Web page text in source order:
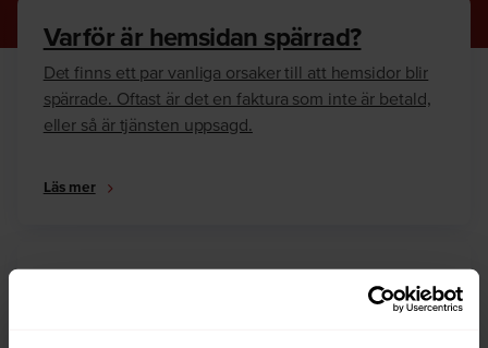
Varför är hemsidan spärrad?
Det finns ett par vanliga orsaker till att hemsidor blir
spärrade. Oftast är det en faktura som inte är betald,
eller så är tjänsten uppsagd.
Läs mer
Är du ägare till hemsidan eller domännamnet så har